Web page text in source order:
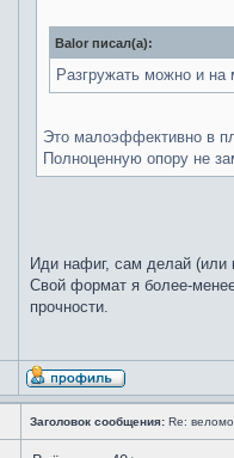
Balor писал(а):
Разгружать можно и на
Это малоэффективно в
Полноценную опору не
Иди нафиг, сам делай (или
Свой формат я более-
прочности.
Заголовок сообщения: Re: